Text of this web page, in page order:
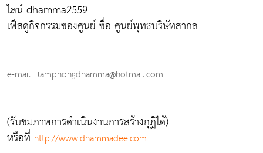
ไลน์ dhamma2559
เฟ็สดูกิจกรรมของศูนย์ ชื่อ ศูนย์พุทธบริษัทสากล
e-mail....lamphongdhamma@hotmail.com
(รับชมภาพการดำเนินงานการสร้างกุฏิได้)
หรือที่ http://www.dhammadee.com